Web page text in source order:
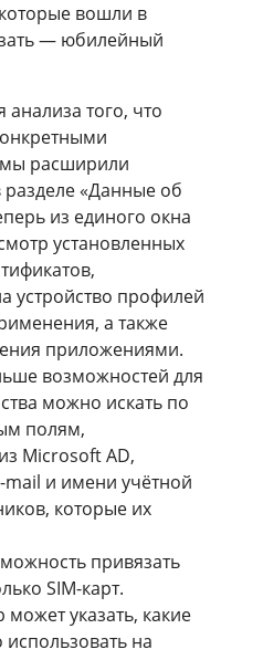
вошли в
— юбилейный
того, что
мы расширили
«Данные об
из единого окна
установленных
устройство профилей
а также
приложениями.
возможностей для
можно искать по
полям,
Microsoft AD,
и имени учётной
которые их
привязать
SIM-карт.
указать, какие
на